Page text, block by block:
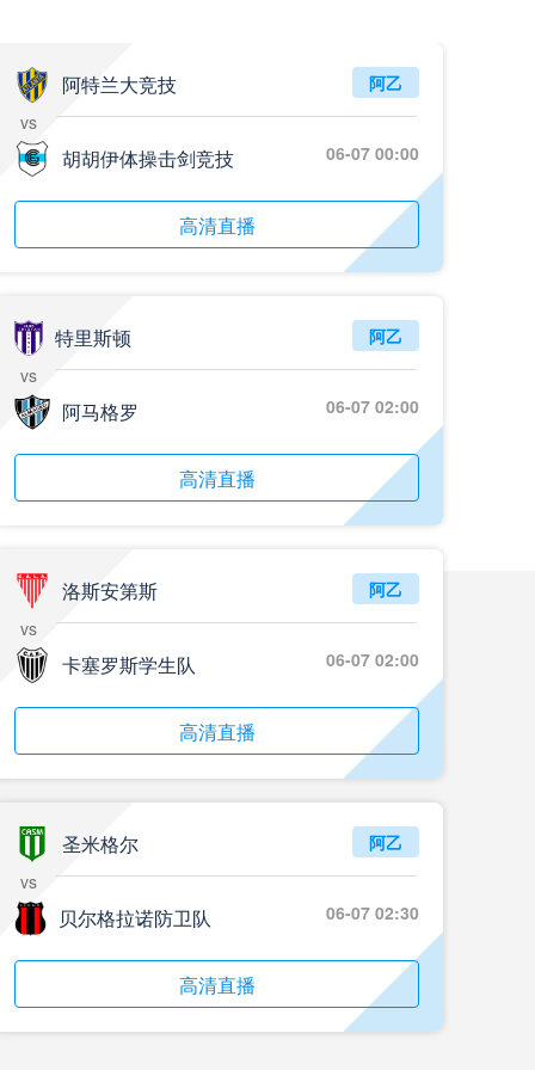
阿特兰大竞技
vs
胡胡伊体操击剑竞技
阿乙
06-07 00:00
高清直播
特里斯顿
vs
阿马格罗
阿乙
06-07 02:00
高清直播
洛斯安第斯
vs
卡塞罗斯学生队
阿乙
06-07 02:00
高清直播
圣米格尔
vs
贝尔格拉诺防卫队
阿乙
06-07 02:30
高清直播